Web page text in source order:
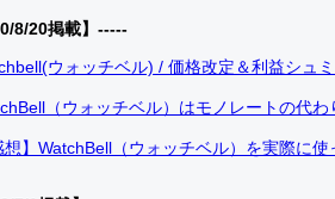
8/20掲載】-----
ウォッチベル) / 価格改定＆利益シュ
（ウォッチベル）はモノレートの代
想】WatchBell（ウォッチベル）を実際に